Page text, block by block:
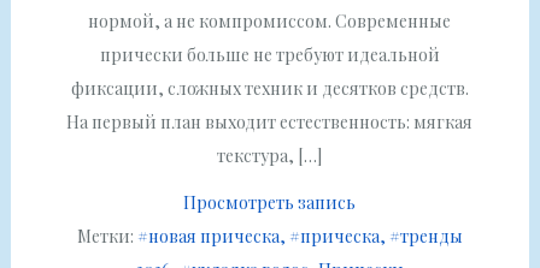
нормой, а не компромиссом. Современные
прически больше не требуют идеальной
фиксации, сложных техник и десятков средств.
На первый план выходит естественность: мягкая
текстура, […]
Просмотреть запись
Метки: #новая прическа #прическа #тренды